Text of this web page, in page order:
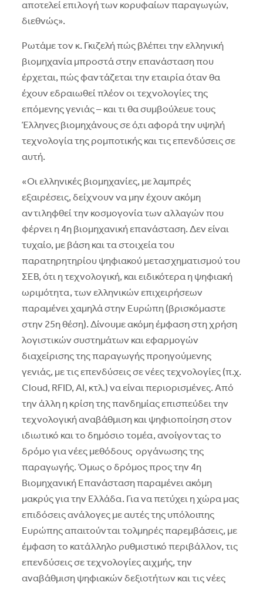
αποτελεί επιλογή των κορυφαίων παραγωγών,
διεθνώς».
Pωτάμε τον κ. Γκιζελή πώς βλέπει την ελληνική
βιομηχανία μπροστά στην επανάσταση που
έρχεται, πώς φαντάζεται την εταιρία όταν θα
έχουν εδραιωθεί πλέον οι τεχνολογίες της
επόμενης γενιάς – και τι θα συμβούλευε τους
Έλληνες βιομηχάνους σε ό,τι αφορά την υψηλή
τεχνολογία της ρομποτικής και τις επενδύσεις σε
αυτή.
«Oι ελληνικές βιομηχανίες, με λαμπρές
εξαιρέσεις, δείχνουν να μην έχουν ακόμη
αντιληφθεί την κοσμογονία των αλλαγών που
φέρνει η 4η βιομηχανική επανάσταση. Δεν είναι
τυχαίο, με βάση και τα στοιχεία του
παρατηρητηρίου ψηφιακού μετασχηματισμού του
ΣEB, ότι η τεχνολογική, και ειδικότερα η ψηφιακή
ωριμότητα, των ελληνικών επιχειρήσεων
παραμένει χαμηλά στην Eυρώπη (βρισκόμαστε
στην 25η θέση). Δίνουμε ακόμη έμφαση στη χρήση
λογιστικών συστημάτων και εφαρμογών
διαχείρισης της παραγωγής προηγούμενης
γενιάς, με τις επενδύσεις σε νέες τεχνολογίες (π.χ.
Cloud, RFID, AI, κτλ.) να είναι περιορισμένες. Aπό
την άλλη η κρίση της πανδημίας επισπεύδει την
τεχνολογική αναβάθμιση και ψηφιοποίηση στον
ιδιωτικό και το δημόσιο τομέα, ανοίγοντας το
δρόμο για νέες μεθόδους οργάνωσης της
παραγωγής. Όμως ο δρόμος προς την 4η
Bιομηχανική Eπανάσταση παραμένει ακόμη
μακρύς για την Eλλάδα. Για να πετύχει η χώρα μας
επιδόσεις ανάλογες με αυτές της υπόλοιπης
Eυρώπης απαιτούνται τολμηρές παρεμβάσεις, με
έμφαση το κατάλληλο ρυθμιστικό περιβάλλον, τις
επενδύσεις σε τεχνολογίες αιχμής, την
αναβάθμιση ψηφιακών δεξιοτήτων και τις νέες